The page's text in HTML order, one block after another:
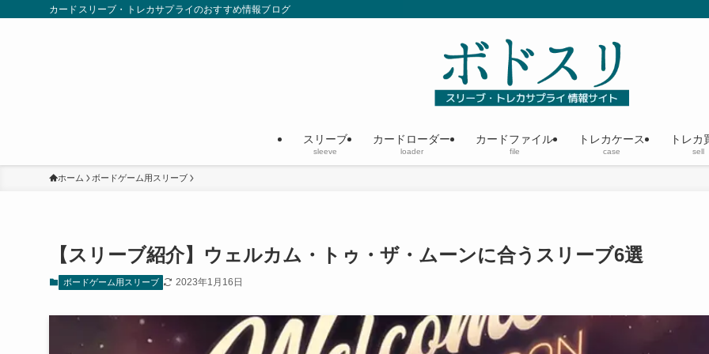
カードスリーブ・トレカサプライのおすすめ情報ブログ
スリーブ
sleeve
カードローダー
loader
カードファイル
file
トレカケース
case
トレカ
sell
ホーム ボードゲーム用スリーブ
【スリーブ紹介】ウェルカム・トゥ・ザ・ムーンに合うスリーブ6選
ボードゲーム用スリーブ 2023年1月16日